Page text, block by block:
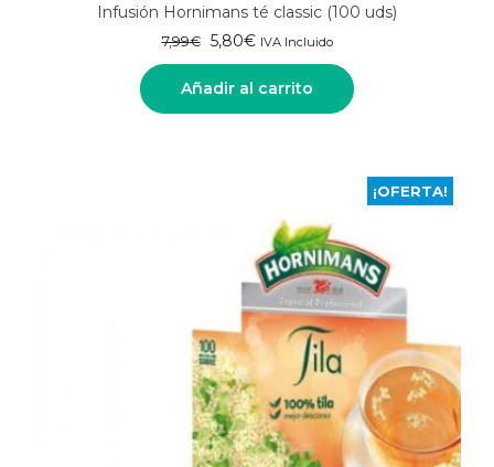
Infusión Hornimans té classic (100 uds)
7,99€
El
precio
original
5,80€El
precio
actual
IVA Incluido
Añadir al carrito
¡OFERTA!